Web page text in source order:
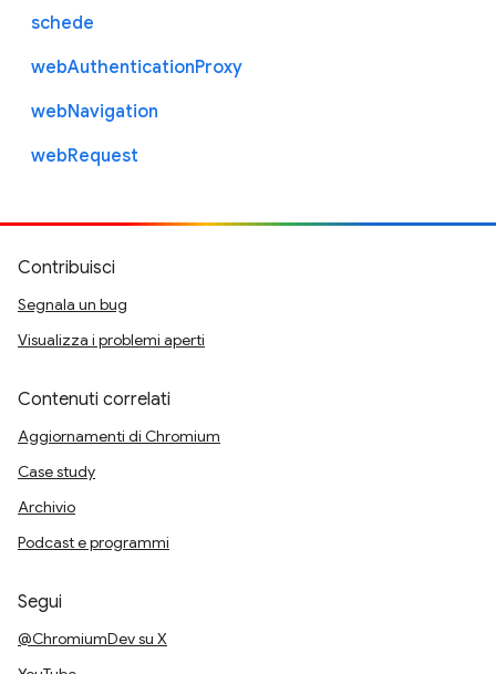
schede
webAuthenticationProxy
webNavigation
webRequest
Contribuisci
Segnala un bug
Visualizza i problemi aperti
Contenuti correlati
Aggiornamenti di Chromium
Case study
Archivio
Podcast e programmi
Segui
@ChromiumDev su X